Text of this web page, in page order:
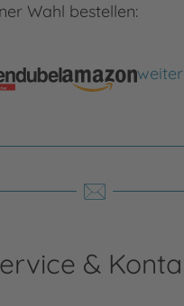
Wahl bestellen:
Shops
&